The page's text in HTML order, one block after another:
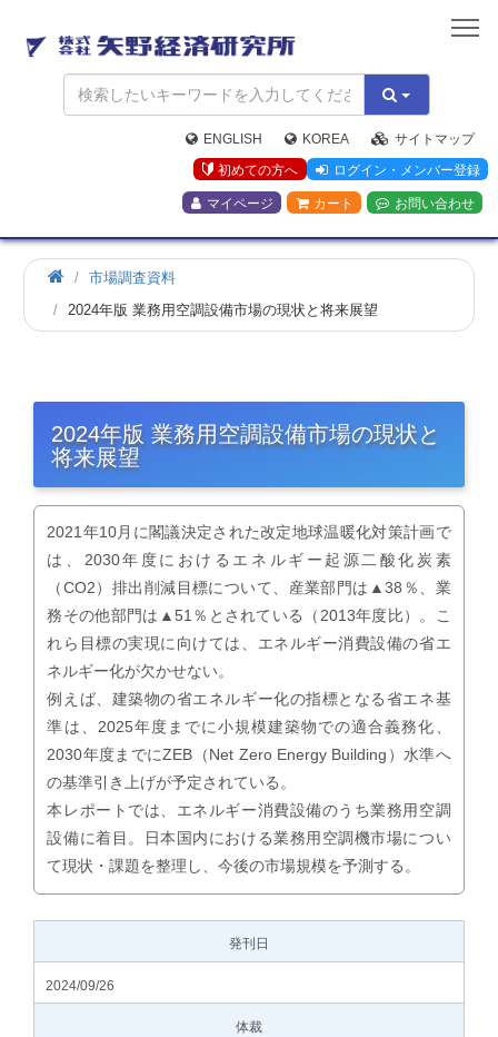
矢
野
経
済
研
究
所
ENGLISH KOREA
サイトマップ
初めての方へ
ログイン・メンバー登録
マイページ カート お問い合わせ
市場調査資料
2024年版 業務用空調設備市場の現状と将来展望
2024年版 業務用空調設備市場の現状と
将来展望
2021年10月に閣議決定された改定地球温暖化対策計画で
は、2030年度におけるエネルギー起源二酸化炭素
（CO2）排出削減目標について、産業部門は▲38％、業
務その他部門は▲51％とされている（2013年度比）。こ
れら目標の実現に向けては、エネルギー消費設備の省エ
ネルギー化が欠かせない。
例えば、建築物の省エネルギー化の指標となる省エネ基
準は、2025年度までに小規模建築物での適合義務化、
2030年度までにZEB（Net Zero Energy Building）水準へ
の基準引き上げが予定されている。
本レポートでは、エネルギー消費設備のうち業務用空調
設備に着目。日本国内における業務用空調機市場につい
て現状・課題を整理し、今後の市場規模を予測する。
発刊日
2024/09/26
体裁